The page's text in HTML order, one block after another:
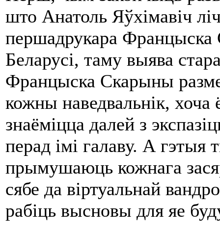
што Анатоль Яўхімавіч
першадрукара Францыска
Беларусі, таму выява
Францыска Скарыны
кожны наведвальнік,
знаёміцца далей з
перад імі галаву. А гэтыя
прымушаюць кожнага
сябе да віртуальнай
рабіць высновы для яе